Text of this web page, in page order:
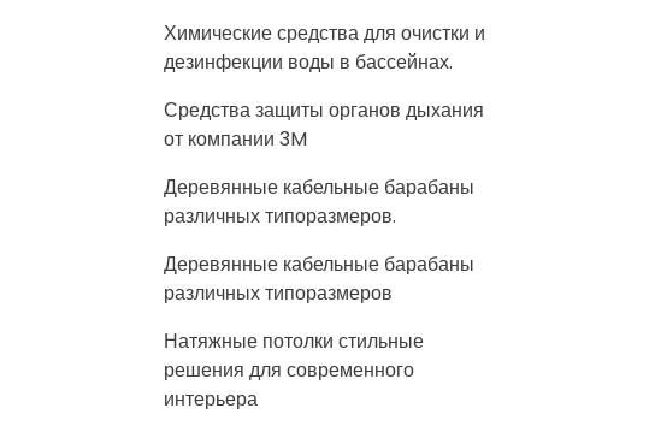
Химические средства для очистки и
дезинфекции воды в бассейнах.
Средства защиты органов дыхания
от компании 3M
Деревянные кабельные барабаны
различных типоразмеров.
Деревянные кабельные барабаны
различных типоразмеров
Натяжные потолки стильные
решения для современного
интерьера